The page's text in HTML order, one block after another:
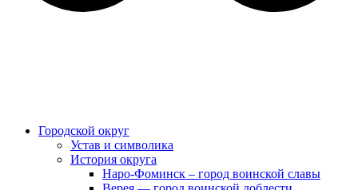
Городской округ
Устав и символика
История округа
Наро-Фоминск – город воинской славы